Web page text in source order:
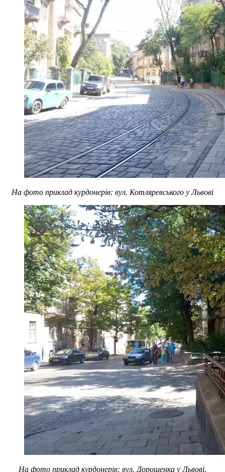
На фото приклад курдонерів: вул. Котляревського у Львові
На фото приклад курдонерів: вул. Дорошенка у Львові.